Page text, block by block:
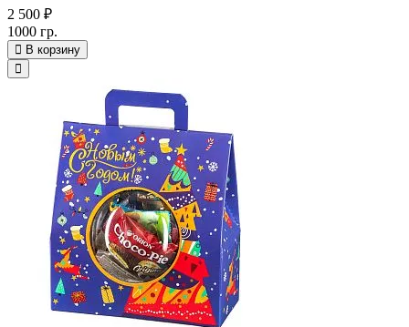
2 500 ₽
1000 гр.
В корзину